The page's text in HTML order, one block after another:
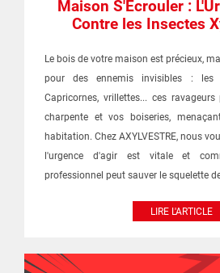
Maison S'Écrouler :
Contre les Insectes
Le bois de votre maison est précieux,
pour des ennemis invisibles : les
Capricornes, vrillettes... ces
charpente et vos boiseries,
habitation. Chez AXYLVESTRE, nous
l'urgence d'agir est vitale et
professionnel peut sauver le squelette
LIRE L'ARTICLE